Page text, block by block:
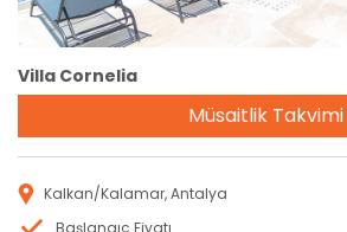
Villa Cornelia
Müsaitlik Takvimi
Kalkan/Kalamar, Antalya